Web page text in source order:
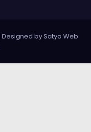
Designed bySatya Web
.